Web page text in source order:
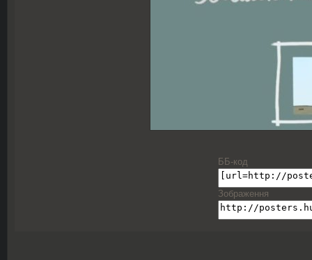
ББ-код
Зображення